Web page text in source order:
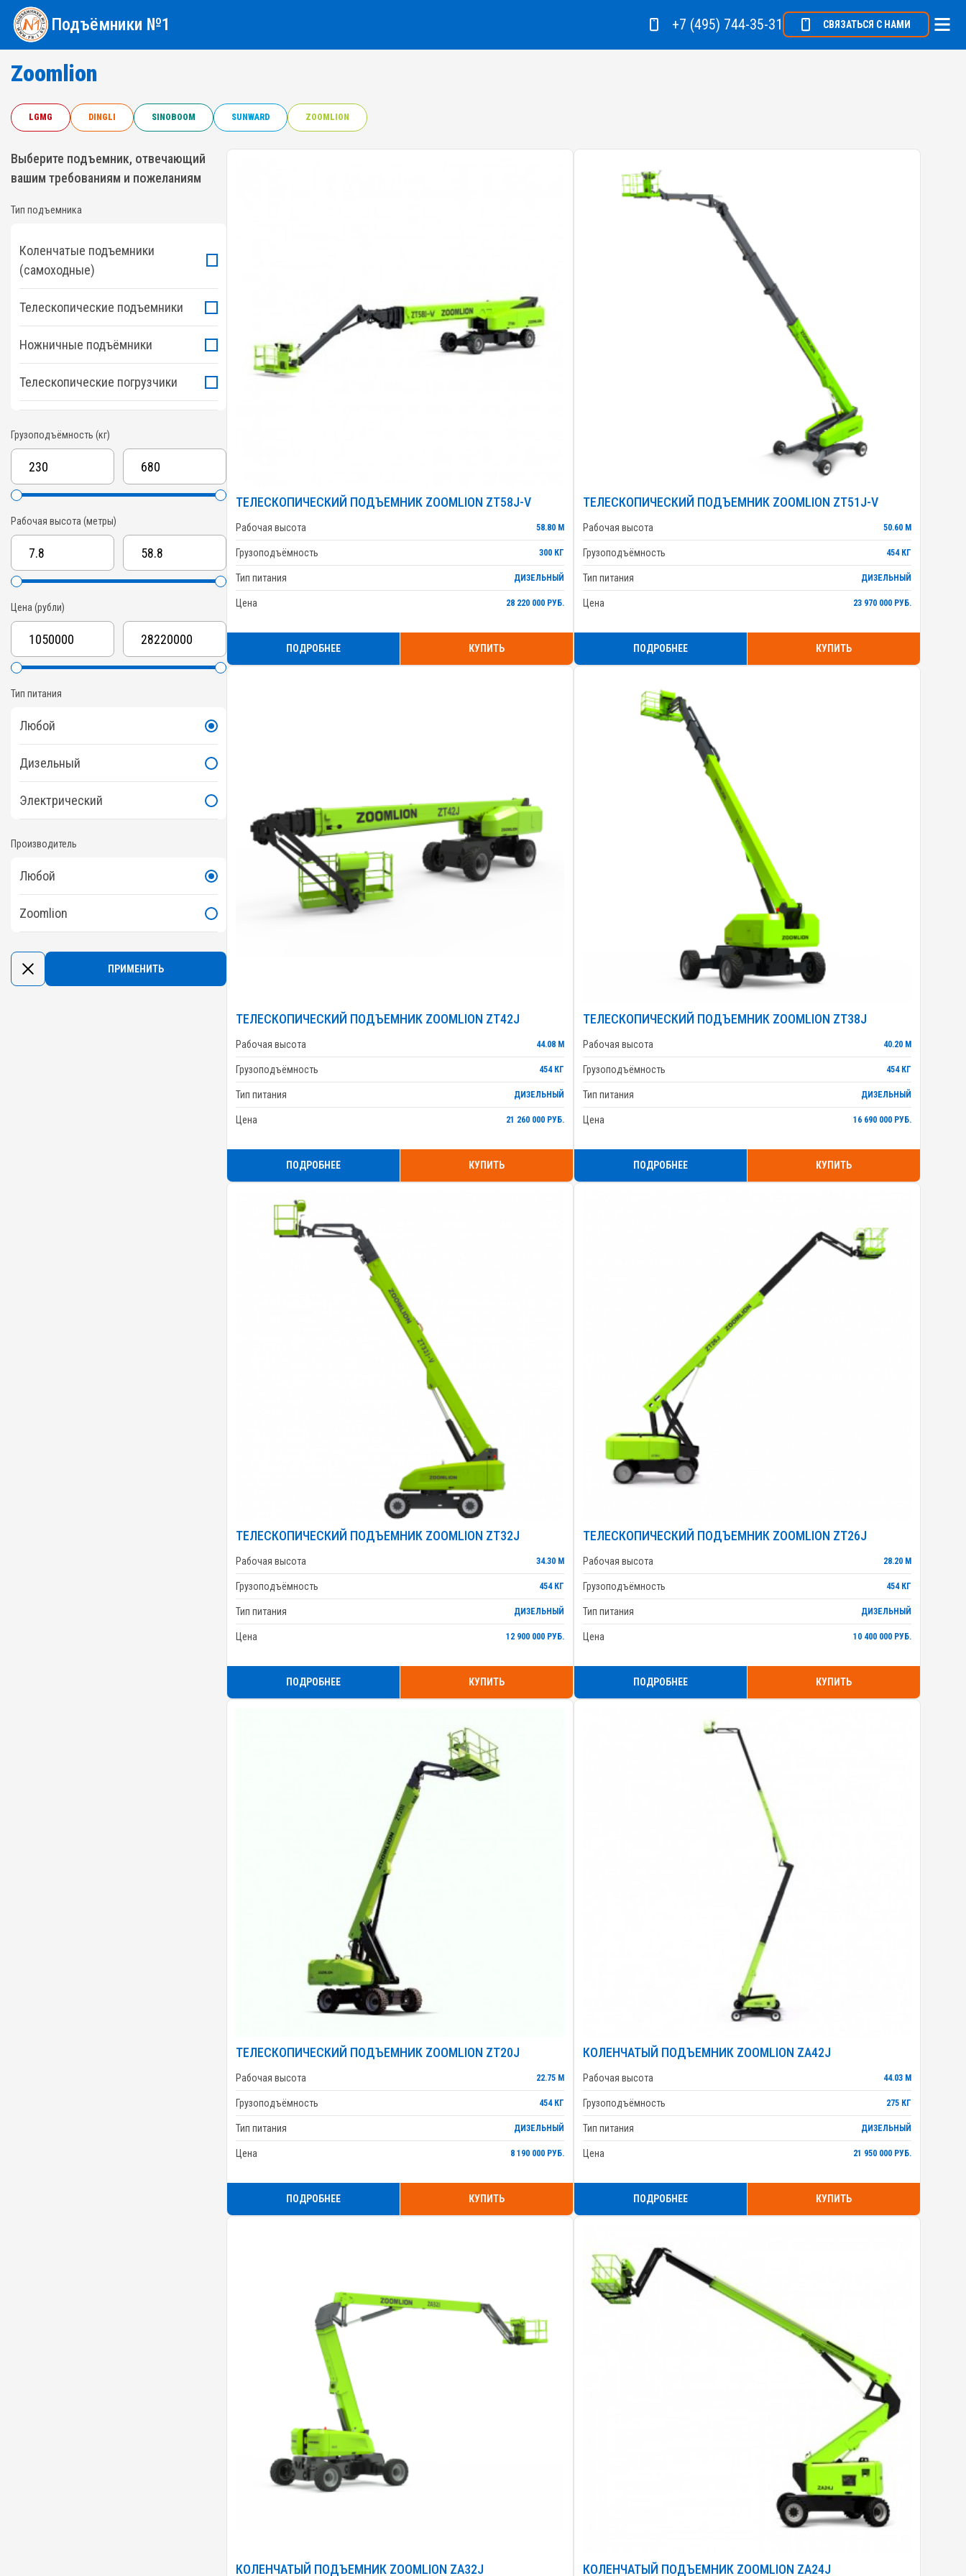
Подъёмники №1 +7 (495) 744-35-31 СВЯЗАТЬСЯ С НАМИ
Zoomlion
LGMG DINGLI SINOBOOM SUNWARD ZOOMLION
Выберите подъемник, отвечающий
вашим требованиям и пожеланиям
Тип подъемника
Коленчатые подъемники
(самоходные)
Телескопические подъемники
Ножничные подъёмники
Телескопические погрузчики
Грузоподъёмность (кг)
Рабочая высота (метры)
Цена (рубли)
Тип питания
Любой
Дизельный
Электрический
Производитель
Любой
Zoomlion
ТЕЛЕСКОПИЧЕСКИЙ ПОДЪЕМНИК ZOOMLION ZT58J-V
Рабочая высота 58.80 М
Грузоподъёмность 300 КГ
Тип питания ДИЗЕЛЬНЫЙ
Цена 28 220 000 РУБ.
ПОДРОБНЕЕ КУПИТЬ
ТЕЛЕСКОПИЧЕСКИЙ ПОДЪЕМНИК ZOOMLION ZT51J-V
Рабочая высота 50.60 М
Грузоподъёмность 454 КГ
Тип питания ДИЗЕЛЬНЫЙ
Цена 23 970 000 РУБ.
ПОДРОБНЕЕ КУПИТЬ
ТЕЛЕСКОПИЧЕСКИЙ ПОДЪЕМНИК ZOOMLION ZT42J
Рабочая высота 44.08 М
Грузоподъёмность 454 КГ
Тип питания ДИЗЕЛЬНЫЙ
Цена 21 260 000 РУБ.
ПОДРОБНЕЕ КУПИТЬ
ТЕЛЕСКОПИЧЕСКИЙ ПОДЪЕМНИК ZOOMLION ZT38J
Рабочая высота 40.20 М
Грузоподъёмность 454 КГ
Тип питания ДИЗЕЛЬНЫЙ
Цена 16 690 000 РУБ.
ПОДРОБНЕЕ КУПИТЬ
ТЕЛЕСКОПИЧЕСКИЙ ПОДЪЕМНИК ZOOMLION ZT32J
Рабочая высота 34.30 М
Грузоподъёмность 454 КГ
Тип питания ДИЗЕЛЬНЫЙ
Цена 12 900 000 РУБ.
ПОДРОБНЕЕ КУПИТЬ
ТЕЛЕСКОПИЧЕСКИЙ ПОДЪЕМНИК ZOOMLION ZT26J
Рабочая высота 28.20 М
Грузоподъёмность 454 КГ
Тип питания ДИЗЕЛЬНЫЙ
Цена 10 400 000 РУБ.
ПОДРОБНЕЕ КУПИТЬ
ТЕЛЕСКОПИЧЕСКИЙ ПОДЪЕМНИК ZOOMLION ZT20J
Рабочая высота 22.75 М
Грузоподъёмность 454 КГ
Тип питания ДИЗЕЛЬНЫЙ
Цена 8 190 000 РУБ.
ПОДРОБНЕЕ КУПИТЬ
КОЛЕНЧАТЫЙ ПОДЪЕМНИК ZOOMLION ZA42J
Рабочая высота 44.03 М
Грузоподъёмность 275 КГ
Тип питания ДИЗЕЛЬНЫЙ
Цена 21 950 000 РУБ.
ПОДРОБНЕЕ КУПИТЬ
КОЛЕНЧАТЫЙ ПОДЪЕМНИК ZOOMLION ZA32J КОЛЕНЧАТЫЙ ПОДЪЕМНИК ZOOMLION ZA24J